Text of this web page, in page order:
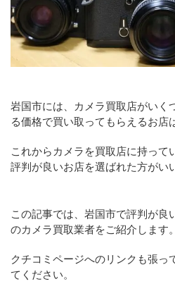
岩国市には、カメラ買取店がいく
る価格で買い取ってもらえるお店
これからカメラを買取店に持って
評判が良いお店を選ばれた方がい
この記事では、岩国市で評判が良
のカメラ買取業者をご紹介します。
クチコミページへのリンクも張っ
てください。